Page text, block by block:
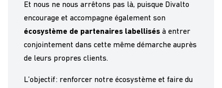
Et nous ne nous arrêtons pas là, puisque Divalto
encourage et accompagne également son
écosystème de partenaires labellisés à entrer
conjointement dans cette même démarche auprès
de leurs propres clients.
L’objectif : renforcer notre écosystème et faire du